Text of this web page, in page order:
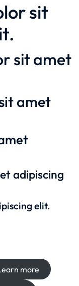
sit
sit amet
amet
adipiscing
elit.
more